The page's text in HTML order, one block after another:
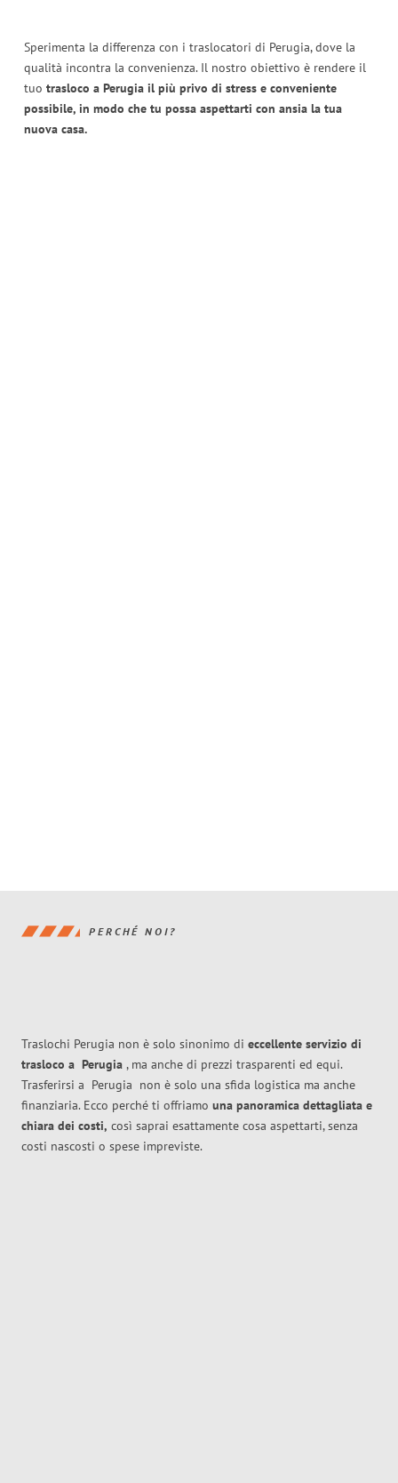
Sperimenta la differenza con i traslocatori di Perugia, dove la
qualità incontra la convenienza. Il nostro obiettivo è rendere il
tuo trasloco a Perugia il più privo di stress e conveniente
possibile, in modo che tu possa aspettarti con ansia la tua
nuova casa.
PERCHÉ NOI?
Traslochi Perugia non è solo sinonimo di eccellente servizio di
trasloco a Perugia , ma anche di prezzi trasparenti ed equi.
Trasferirsi a Perugia non è solo una sfida logistica ma anche
finanziaria. Ecco perché ti offriamo una panoramica dettagliata e
chiara dei costi, così saprai esattamente cosa aspettarti, senza
costi nascosti o spese impreviste.